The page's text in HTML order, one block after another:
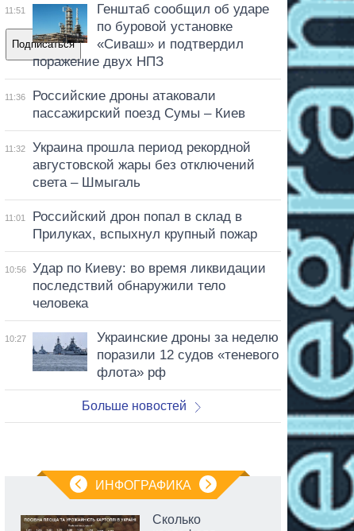
Подписаться
11:51
Генштаб сообщил об ударе
по буровой установке
«Сиваш» и подтвердил
поражение двух НПЗ
11:36
Российские дроны атаковали
пассажирский поезд Сумы – Киев
11:32
Украина прошла период рекордной
августовской жары без отключений
света – Шмыгаль
11:01
Российский дрон попал в склад в
Прилуках, вспыхнул крупный пожар
10:56
Удар по Киеву: во время ликвидации
последствий обнаружили тело
человека
10:27
Украинские дроны за неделю
поразили 12 судов «теневого
флота» рф
Больше новостей
ИНФОГРАФИКА
Сколько